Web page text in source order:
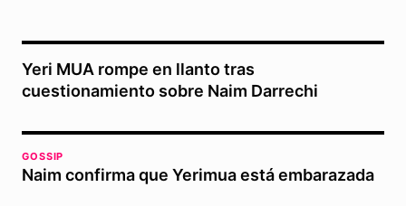
Yeri MUA rompe en llanto tras
cuestionamiento sobre Naim Darrechi
GOSSIP
Naim confirma que Yerimua está embarazada